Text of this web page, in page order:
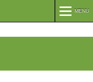
MENU